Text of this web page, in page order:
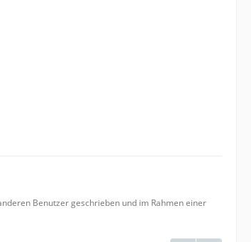
Benutzer geschrieben und im Rahmen einer